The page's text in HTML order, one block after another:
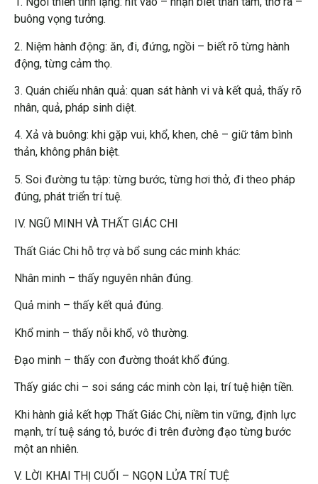
buông vọng tưởng.
2. Niệm hành động: ăn, đi, đứng, ngồi – biết rõ từng hành
động, từng cảm thọ.
3. Quán chiếu nhân quả: quan sát hành vi và kết quả, thấy rõ
nhân, quả, pháp sinh diệt.
4. Xả và buông: khi gặp vui, khổ, khen, chê – giữ tâm bình
thản, không phân biệt.
5. Soi đường tu tập: từng bước, từng hơi thở, đi theo pháp
đúng, phát triển trí tuệ.
IV. NGŨ MINH VÀ THẤT GIÁC CHI
Thất Giác Chi hỗ trợ và bổ sung các minh khác:
Nhân minh – thấy nguyên nhân đúng.
Quả minh – thấy kết quả đúng.
Khổ minh – thấy nỗi khổ, vô thường.
Đạo minh – thấy con đường thoát khổ đúng.
Thấy giác chi – soi sáng các minh còn lại, trí tuệ hiện tiền.
Khi hành giả kết hợp Thất Giác Chi, niềm tin vững, định lực
mạnh, trí tuệ sáng tỏ, bước đi trên đường đạo từng bước
một an nhiên.
V. LỜI KHAI THỊ CUỐI – NGỌN LỬA TRÍ TUỆ